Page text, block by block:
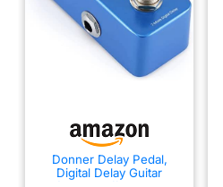
Donner Delay Pedal,
Digital Delay Guitar